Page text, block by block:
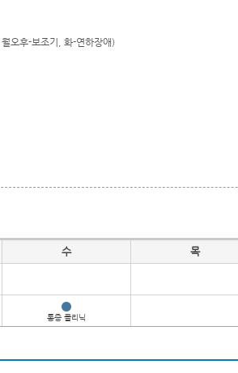
오후-보조기, 화-연하장애)
수 목
통증 클리닉